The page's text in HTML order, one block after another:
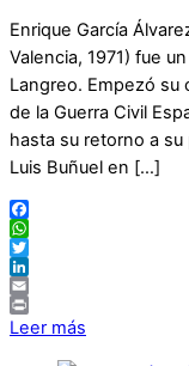
Enrique García
Valencia, 1971) fue
Langreo. Empezó su
de la Guerra Civil
hasta su retorno a
Luis Buñuel en […]
Facebook
WhatsApp
Twitter
LinkedIn
Email
Print
Leer más